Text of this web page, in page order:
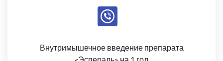
Внутримышечное введение препарата